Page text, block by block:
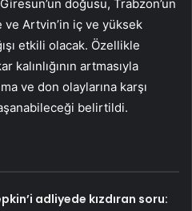
doğusu, Trabzon’un
ve Artvin’in iç ve yüksek
etkili olacak. Özellikle
kalınlığının artmasıyla
ve don olaylarına karşı
belirtildi.
adliyede kızdıran soru: